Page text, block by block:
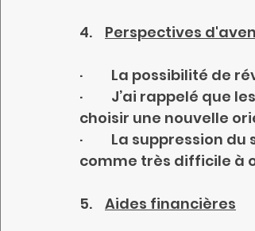
4. Perspectives
·         La
·         J’ai rappelé
choisir une nouvelle
·         La
comme très difficile à
5. Aides financières